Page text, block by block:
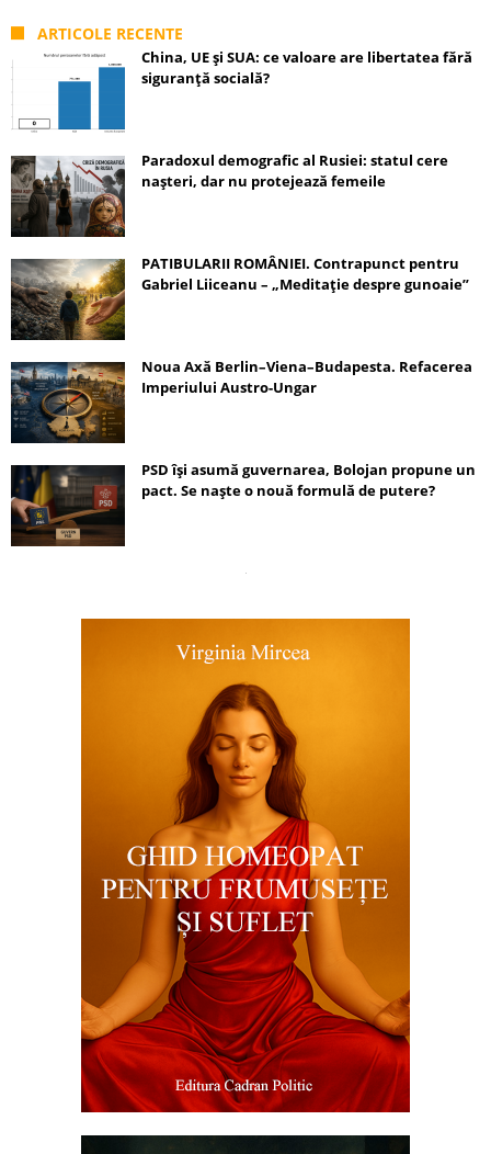
ARTICOLE RECENTE
China, UE și SUA: ce valoare are libertatea fără
siguranță socială?
Paradoxul demografic al Rusiei: statul cere
nașteri, dar nu protejează femeile
PATIBULARII ROMÂNIEI. Contrapunct pentru
Gabriel Liiceanu – „Meditație despre gunoaie”
Noua Axă Berlin–Viena–Budapesta. Refacerea
Imperiului Austro-Ungar
PSD își asumă guvernarea, Bolojan propune un
pact. Se naște o nouă formulă de putere?